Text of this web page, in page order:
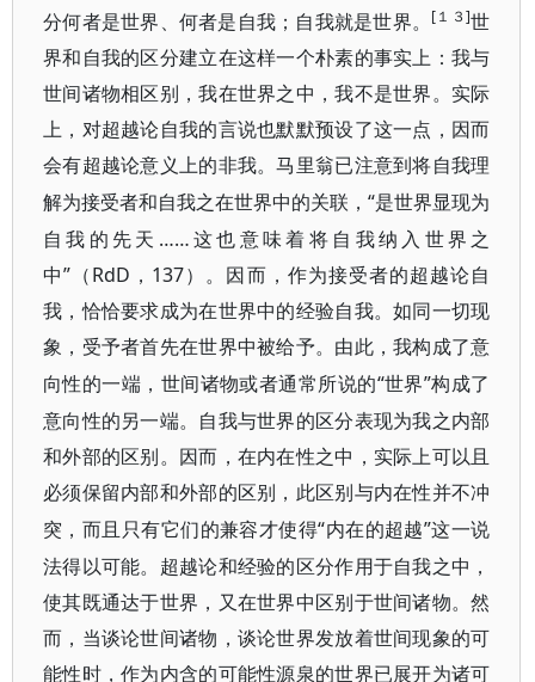
分何者是世界、何者是自我；自我就是世界。
[１３]世
界和自我的区分建立在这样一个朴素的事实上：我与
世间诸物相区别，我在世界之中，我不是世界。实际
上，对超越论自我的言说也默默预设了这一点，因而
会有超越论意义上的非我。马里翁已注意到将自我理
解为接受者和自我之在世界中的关联，“是世界显现为
自我的先天……这也意味着将自我纳入世界之
中”（RdD，137）。因而，作为接受者的超越论自
我，恰恰要求成为在世界中的经验自我。如同一切现
象，受予者首先在世界中被给予。由此，我构成了意
向性的一端，世间诸物或者通常所说的“世界”构成了
意向性的另一端。自我与世界的区分表现为我之内部
和外部的区别。因而，在内在性之中， 实际上可以且
必须保留内部和外部的区别，此区别与内在性并不冲
突，而且只有它们的兼容才使得“内在的超越”这一说
法得以可能。超越论和经验的区分作用于自我之中，
使其既通达于世界，又在世界中区别于世间诸物。然
而，当谈论世间诸物，谈论世界发放着世间现象的可
能性时，作为内含的可能性源泉的世界已展开为诸可